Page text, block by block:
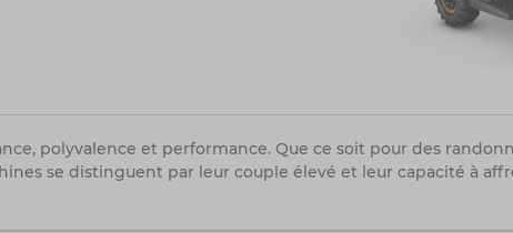
polyvalence et performance. Que ce soit pour des
se distinguent par leur couple élevé et leur capacité à